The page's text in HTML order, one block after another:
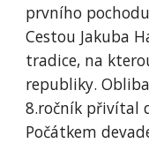
prvního
Cestou Jakuba
tradice, na
republiky.
8.ročník přivítal
Počátkem